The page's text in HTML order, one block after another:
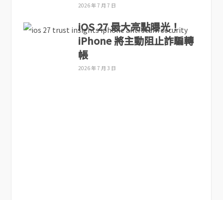
2026 年 7 月 7 日
iOS 27 最大亮點曝光！
iPhone 將主動阻止詐騙轉
帳
2026 年 7 月 3 日